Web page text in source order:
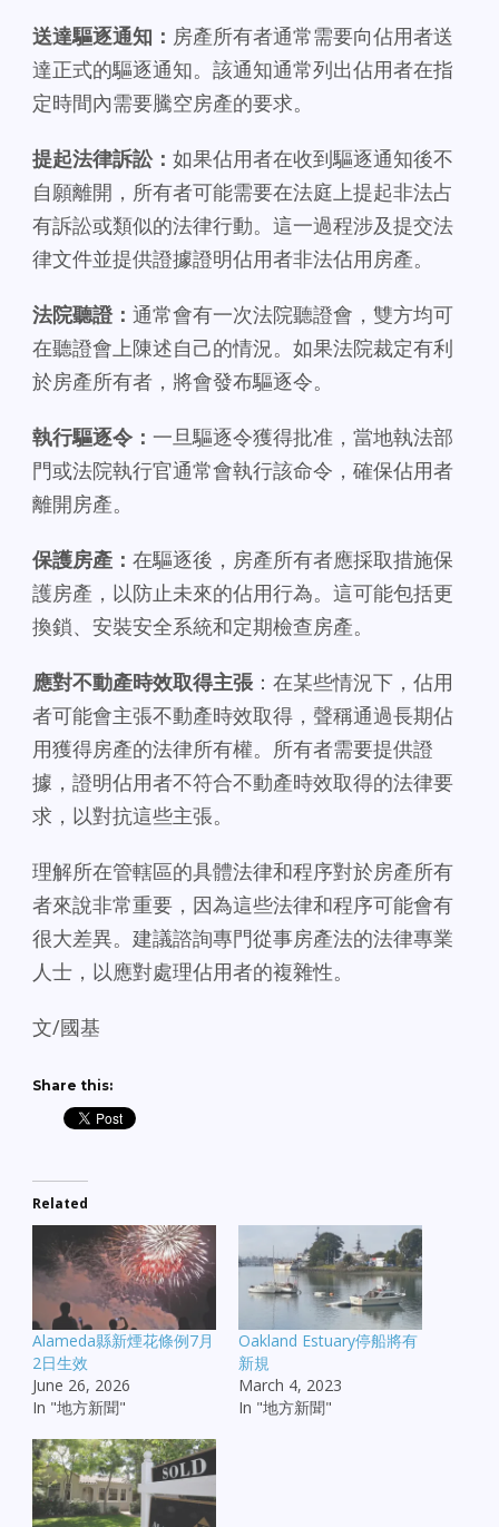
送達驅逐通知： 房產所有者通常需要向佔用者送
達正式的驅逐通知。該通知通常列出佔用者在指
定時間內需要騰空房產的要求。
提起法律訴訟： 如果佔用者在收到驅逐通知後不
自願離開，所有者可能需要在法庭上提起非法占
有訴訟或類似的法律行動。這一過程涉及提交法
律文件並提供證據證明佔用者非法佔用房產。
法院聽證： 通常會有一次法院聽證會，雙方均可
在聽證會上陳述自己的情況。如果法院裁定有利
於房產所有者，將會發布驅逐令。
執行驅逐令： 一旦驅逐令獲得批准，當地執法部
門或法院執行官通常會執行該命令，確保佔用者
離開房產。
保護房產： 在驅逐後，房產所有者應採取措施保
護房產，以防止未來的佔用行為。這可能包括更
換鎖、安裝安全系統和定期檢查房產。
應對不動產時效取得主張：在某些情況下，佔用
者可能會主張不動產時效取得，聲稱通過長期佔
用獲得房產的法律所有權。所有者需要提供證
據，證明佔用者不符合不動產時效取得的法律要
求，以對抗這些主張。
理解所在管轄區的具體法律和程序對於房產所有
者來說非常重要，因為這些法律和程序可能會有
很大差異。建議諮詢專門從事房產法的法律專業
人士，以應對處理佔用者的複雜性。
文/國基
Share this:
Related
Alameda縣新煙花條例7月
2日生效
June 26, 2026
In "地方新聞"
Oakland Estuary停船將有
新規
March 4, 2023
In "地方新聞"